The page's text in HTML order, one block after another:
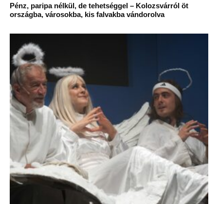
Pénz, paripa nélkül, de tehetséggel – Kolozsvárról öt
országba, városokba, kis falvakba vándorolva